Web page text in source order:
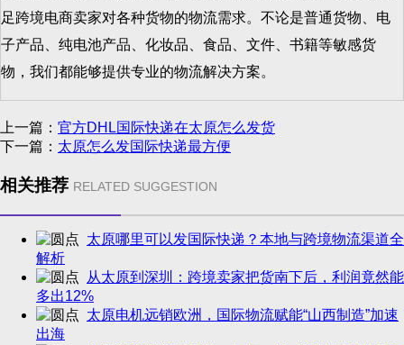
足跨境电商卖家对各种货物的物流需求。不论是普通货物、电
子产品、纯电池产品、化妆品、食品、文件、书籍等敏感货
物，我们都能够提供专业的物流解决方案。
上一篇： 官方DHL国际快递在太原怎么发货
下一篇： 太原怎么发国际快递最方便
相关推荐 RELATED SUGGESTION
太原哪里可以发国际快递？本地与跨境物流渠道全
解析
从太原到深圳：跨境卖家把货南下后，利润竟然能
多出12%
太原电机远销欧洲，国际物流赋能“山西制造”加速
出海